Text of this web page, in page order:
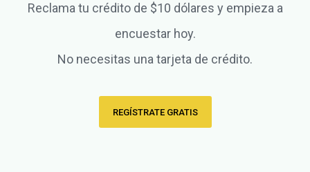
Reclama tu crédito de $10 dólares y empieza a
encuestar hoy.
No necesitas una tarjeta de crédito.
REGÍSTRATE GRATIS